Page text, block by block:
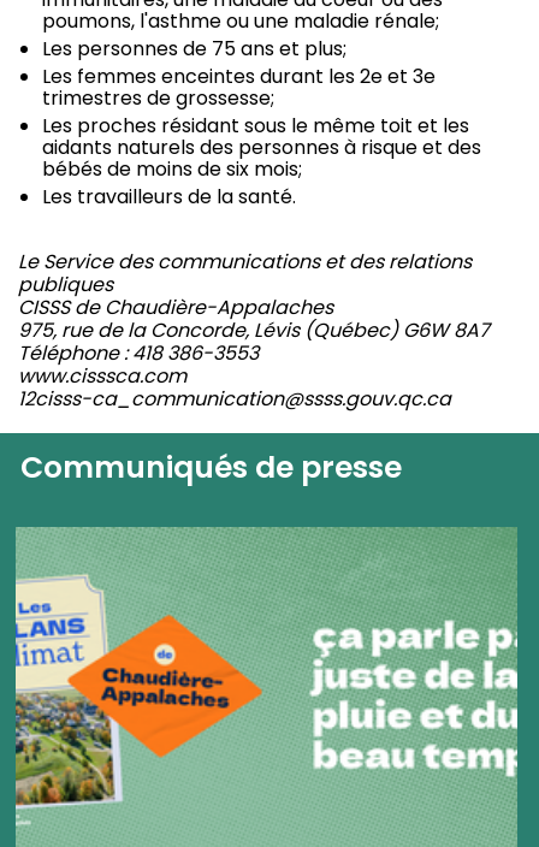
poumons, l'asthme ou une maladie rénale;
Les personnes de 75 ans et plus;
Les femmes enceintes durant les 2e et 3e
trimestres de grossesse;
Les proches résidant sous le même toit et les
aidants naturels des personnes à risque et des
bébés de moins de six mois;
Les travailleurs de la santé.
Le Service des communications et des relations
publiques
CISSS de Chaudière-Appalaches
975, rue de la Concorde, Lévis (Québec) G6W 8A7
Téléphone : 418 386-3553
www.cisssca.com
12cisss-ca_communication@ssss.gouv.qc.ca
Communiqués de presse